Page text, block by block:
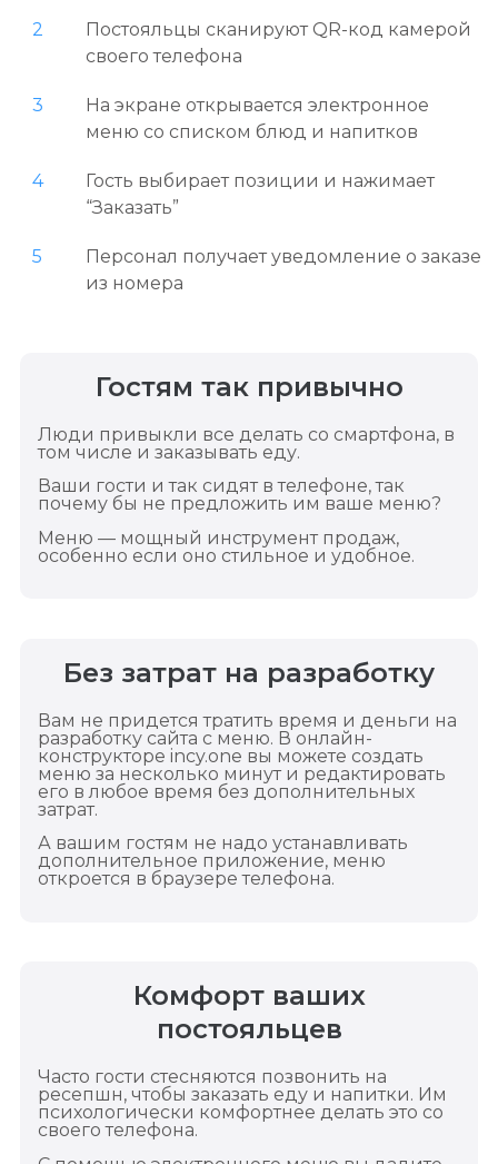
2
Постояльцы сканируют QR-код камерой
своего телефона
3
На экране открывается электронное
меню со списком блюд и напитков
4
Гость выбирает позиции и нажимает
“Заказать”
5
Персонал получает уведомление о заказе
из номера
Гостям так привычно
Люди привыкли все делать со смартфона, в
том числе и заказывать еду.
Ваши гости и так сидят в телефоне, так
почему бы не предложить им ваше меню?
Меню — мощный инструмент продаж,
особенно если оно стильное и удобное.
Без затрат на разработку
Вам не придется тратить время и деньги на
разработку сайта с меню. В онлайн-
конструкторе incy.one вы можете создать
меню за несколько минут и редактировать
его в любое время без дополнительных
затрат.
А вашим гостям не надо устанавливать
дополнительное приложение, меню
откроется в браузере телефона.
Комфорт ваших
постояльцев
Часто гости стесняются позвонить на
ресепшн, чтобы заказать еду и напитки. Им
психологически комфортнее делать это со
своего телефона.